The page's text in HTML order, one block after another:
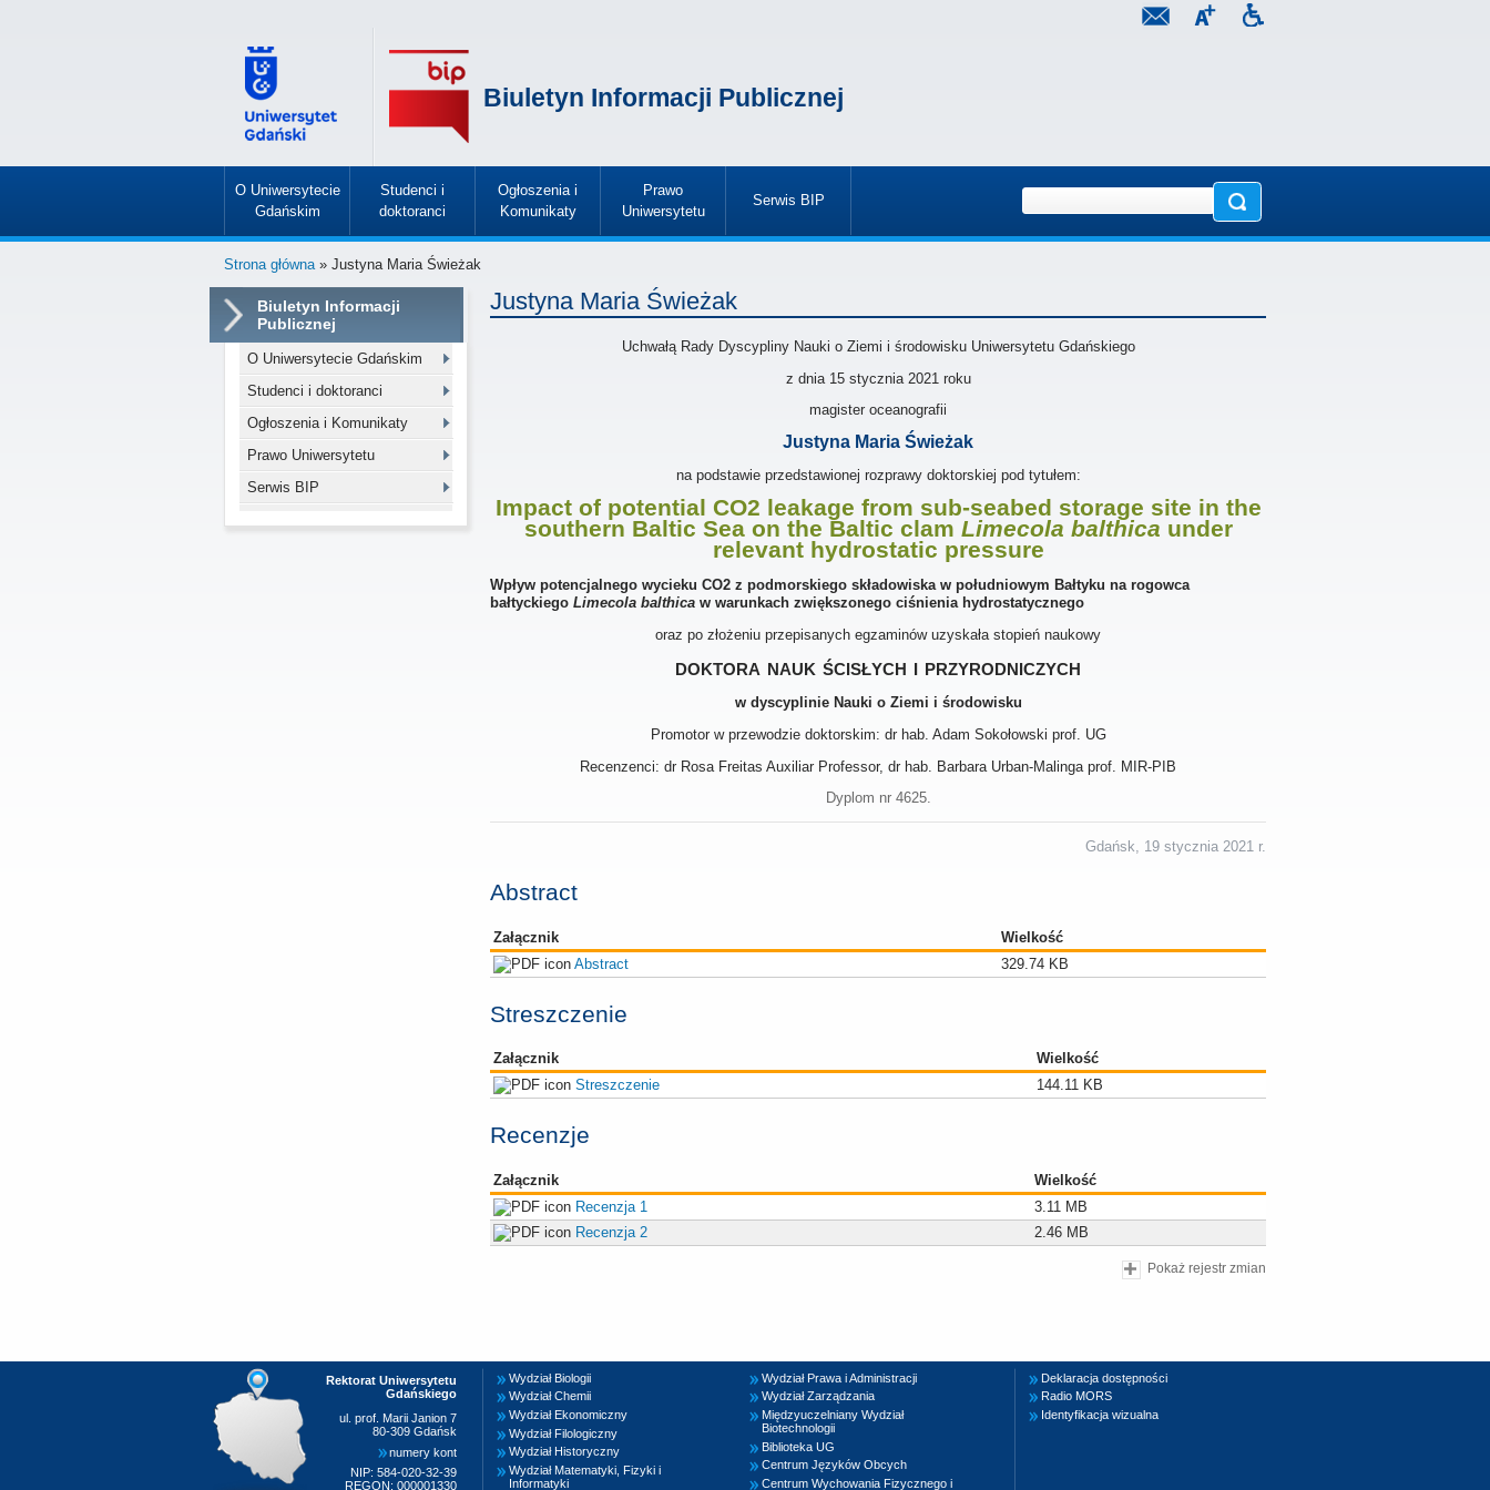
Biuletyn Informacji Publicznej
O Uniwersytecie
Gdańskim
»
Studenci i
doktoranci
»
Ogłoszenia i
Komunikaty
»
Prawo
Uniwersytetu
»
Serwis BIP
»
Strona główna» Justyna Maria Świeżak
Biuletyn Informacji
Publicznej
O Uniwersytecie Gdańskim
Studenci i doktoranci
Ogłoszenia i Komunikaty
Prawo Uniwersytetu
Serwis BIP
Justyna Maria Świeżak
Uchwałą Rady Dyscypliny Nauki o Ziemi i środowisku Uniwersytetu Gdańskiego
z dnia 15 stycznia 2021roku
magister oceanografii
Justyna Maria Świeżak
na podstawie przedstawionej rozprawy doktorskiej pod tytułem:
Impact of potential CO2 leakage from sub-seabed storage site in the
southern Baltic Sea on the Baltic clam Limecola balthica under
relevant hydrostatic pressure
Wpływ potencjalnego wycieku CO2 z podmorskiego składowiska w południowym Bałtyku na rogowca
bałtyckiego Limecola balthica w warunkach zwiększonego ciśnienia hydrostatycznego
oraz po złożeniu przepisanych egzaminów uzyskała stopień naukowy
doktora nauk ścisłych i przyrodniczych
w dyscyplinie Nauki o Ziemi i środowisku
Promotor w przewodzie doktorskim: dr hab. Adam Sokołowski prof. UG
Recenzenci: dr Rosa Freitas Auxiliar Professor, dr hab. Barbara Urban-Malinga prof. MIR-PIB
Dyplom nr 4625.
Gdańsk, 19 stycznia 2021 r.
Abstract
Załącznik
Wielkość
Abstract
329.74 KB
Streszczenie
Załącznik
Wielkość
Streszczenie
144.11 KB
Recenzje
Załącznik
Wielkość
Recenzja 1
3.11 MB
Recenzja 2
2.46 MB
Pokaż rejestr zmian
Rektorat Uniwersytetu
Gdańskiego
ul. prof. Marii Janion 7
80-309 Gdańsk
numery kont
NIP: 584-020-32-39
REGON: 000001330
Wydział Biologii
Wydział Chemii
Wydział Ekonomiczny
Wydział Filologiczny
Wydział Historyczny
Wydział Matematyki, Fizyki i
Informatyki
Wydział Prawa i Administracji
Wydział Zarządzania
Międzyuczelniany Wydział
Biotechnologii
Biblioteka UG
Centrum Języków Obcych
Centrum Wychowania Fizycznego i
Deklaracja dostępności
Radio MORS
Identyfikacja wizualna